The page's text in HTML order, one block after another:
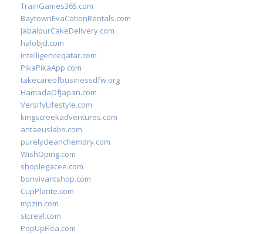
TrainGames365.com
BaytownEvaCationRentals.com
JabalpurCakeDelivery.com
halobjd.com
intelligenceqatar.com
PikaPikaApp.com
takecareofbusinessdfw.org
HamadaOfJapan.com
VersifyLifestyle.com
kingscreekadventures.com
antaeuslabs.com
purelycleanchemdry.com
WishOping.com
shoplegacee.com
bonvivantshop.com
CupPlante.com
mpzin.com
stcreal.com
PopUpFlea.com